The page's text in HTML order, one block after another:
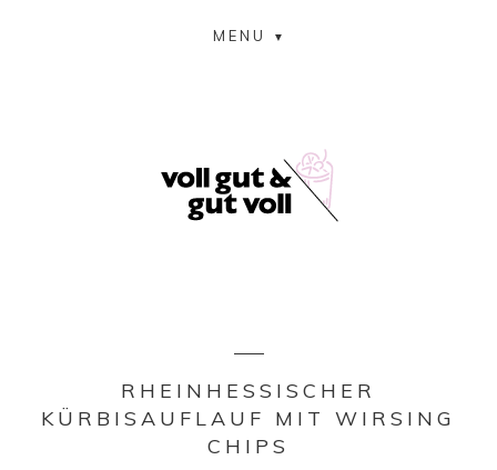
MENU
RHEINHESSISCHER
KÜRBISAUFLAUF MIT WIRSING
CHIPS